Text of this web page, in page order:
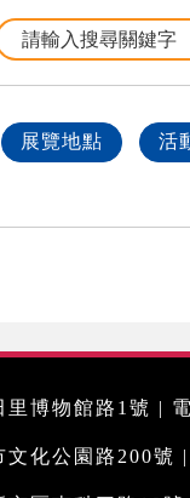
展覽地點 活
博物館路1號 |
化公園路200號